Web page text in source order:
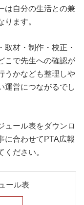
は自分の生活との兼
ます。
取材・制作・校正・
こで先生への確認が
うかなども整理しや
運営につながるでし
ュール表をダウンロ
に合わせてPTA広報
ださい。
ール表